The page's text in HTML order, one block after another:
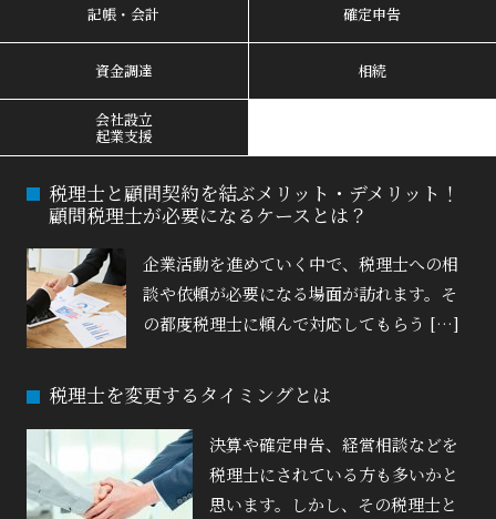
記帳・会計 確定申告
資金調達 相続
会社設立
起業支援
税理士と顧問契約を結ぶメリット・デメリット！
顧問税理士が必要になるケースとは？
企業活動を進めていく中で、税理士への相
談や依頼が必要になる場面が訪れます。そ
の都度税理士に頼んで対応してもらう […]
税理士を変更するタイミングとは
決算や確定申告、経営相談などを
税理士にされている方も多いかと
思います。しかし、その税理士と